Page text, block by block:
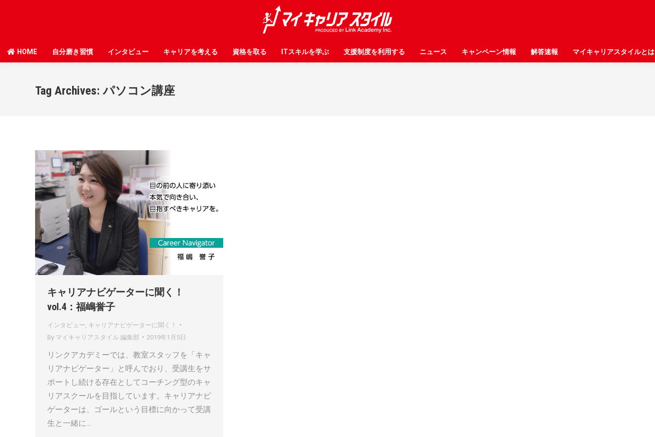
HOME 自分磨き習慣 インタビュー キャリアを考える 資格を取る ITスキルを学ぶ 支援制度を利用する ニュース キャンペーン情報 解答速報 マイキャリアスタイルとは
Tag Archives:パソコン講座
キャリアナビゲーターに聞く！
vol.4：福嶋誉子
インタビュー キャリアナビゲーターに聞く！
By マイキャリアスタイル 編集部 2019年1月5日
リンクアカデミーでは、教室スタッフを「キャ
リアナビゲーター」と呼んでおり、受講生をサ
ポートし続ける存在としてコーチング型のキャ
リアスクールを目指しています。キャリアナビ
ゲーターは、ゴールという目標に向かって受講
生と一緒に…
HOME 自分磨き習慣 インタビュー キャリアを考える 資格を取る ITスキルを学ぶ 支援制度を利用する ニュース キャンペーン情報 解答速報 マイキャリアスタイルとは